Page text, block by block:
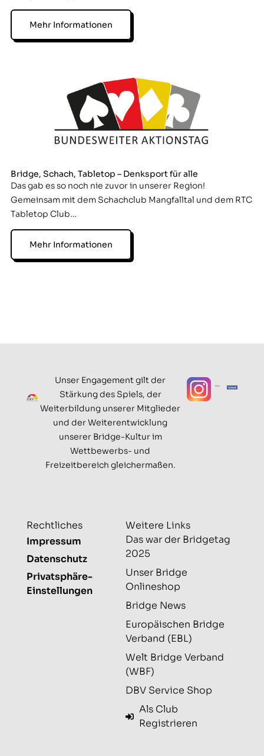
Mehr Informationen
Bridge, Schach, Tabletop – Denksport für alle
Das gab es so noch nie zuvor in unserer Region!
Gemeinsam mit dem Schachclub Mangfalltal und dem RTC
Tabletop Club…
Mehr Informationen
Unser Engagement gilt der
Stärkung des Spiels, der
Weiterbildung unserer Mitglieder
und der Weiterentwicklung
unserer Bridge-Kultur im
Wettbewerbs- und
Freizeitbereich gleichermaßen.
Rechtliches
Impressum
Datenschutz
Privatsphäre-
Einstellungen
Weitere Links
Das war der Bridgetag
2025
Unser Bridge
Onlineshop
Bridge News
Europäischen Bridge
Verband (EBL)
Welt Bridge Verband
(WBF)
DBV Service Shop
Als Club
Registrieren